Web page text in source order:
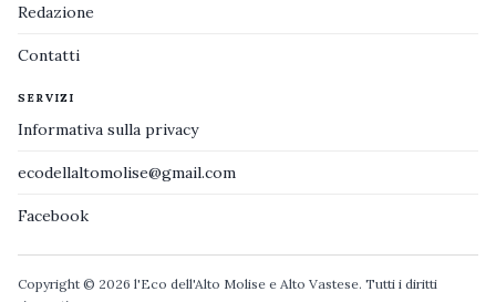
Redazione
Contatti
SERVIZI
Informativa sulla privacy
ecodellaltomolise@gmail.com
Facebook
Copyright © 2026 l'Eco dell'Alto Molise e Alto Vastese. Tutti i diritti